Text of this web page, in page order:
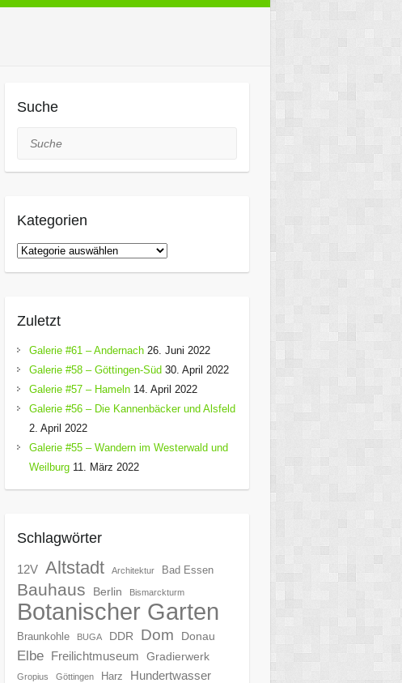
Suche
Suche
Kategorien
Kategorien
Zuletzt
Galerie #61 – Andernach 26. Juni 2022
Galerie #58 – Göttingen-Süd 30. April 2022
Galerie #57 – Hameln 14. April 2022
Galerie #56 – Die Kannenbäcker und Alsfeld
2. April 2022
Galerie #55 – Wandern im Westerwald und
Weilburg 11. März 2022
Schlagwörter
12V Altstadt Architektur Bad Essen
Bauhaus Berlin Bismarckturm
Botanischer Garten
Braunkohle BUGA DDR Dom Donau
Elbe Freilichtmuseum Gradierwerk
Gropius Göttingen Harz Hundertwasser